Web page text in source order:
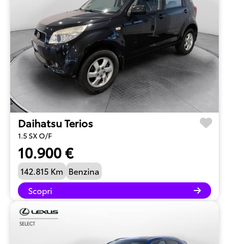
Daihatsu Terios
1.5 SX O/F
10.900 €
142.815 Km Benzina
Scopri